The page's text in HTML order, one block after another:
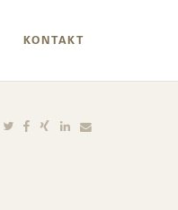
KONTAKT